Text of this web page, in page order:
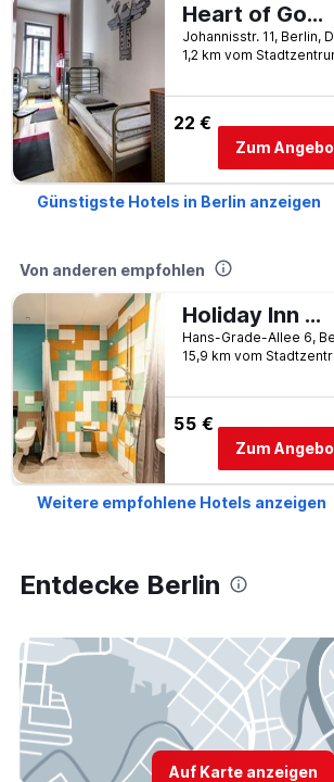
Heart of Gold Hostel & Capsules Berlin
1,2 km vom
22 €
Zum
Günstigste Hotels in Berlin anzeigen
Von anderen empfohlen
Holiday Inn - the niu, Pax Berlin Airport by IHG
15,9 km vom
55 €
Zum
Weitere empfohlene Hotels anzeigen
Entdecke Berlin
Auf Karte anzeigen